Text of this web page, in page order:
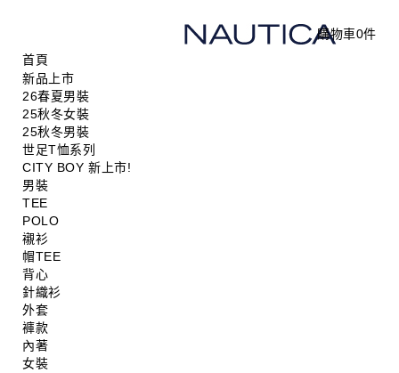
購物車0件
首頁
新品上市
26春夏男裝
25秋冬女裝
25秋冬男裝
世足T恤系列
CITY BOY 新上市!
男裝
TEE
POLO
襯衫
帽TEE
背心
針織衫
外套
褲款
內著
女裝